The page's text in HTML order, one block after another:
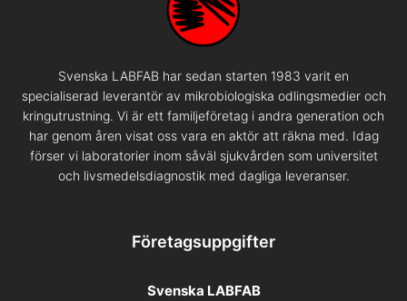
Svenska LABFAB har sedan starten 1983 varit en
specialiserad leverantör av mikrobiologiska odlingsmedier och
kringutrustning. Vi är ett familjeföretag i andra generation och
har genom åren visat oss vara en aktör att räkna med. Idag
förser vi laboratorier inom såväl sjukvården som universitet
och livsmedelsdiagnostik med dagliga leveranser.
Företagsuppgifter
Svenska LABFAB